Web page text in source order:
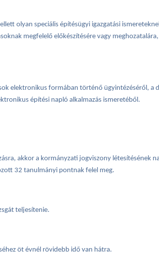
olyan speciális építésügyi igazgatási
megfelelő előkészítésére vagy meghozatalára,
elektronikus formában történő ügyintézéséről, a
építési napló alkalmazás ismeretéből.
akkor a kormányzati jogviszony létesítésének
32 tanulmányi pontnak felel meg.
teljesítenie.
öt évnél rövidebb idő van hátra.